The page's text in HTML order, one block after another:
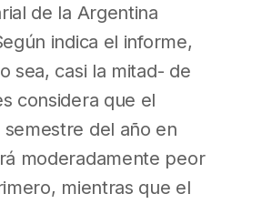
de la Argentina
indica el informe,
sea, casi la mitad- de
considera que el
del año en
moderadamente peor
mientras que el